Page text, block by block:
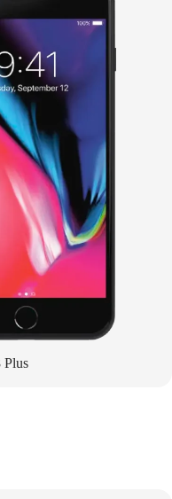
Plus